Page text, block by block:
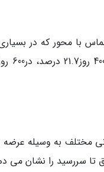
با محور که در
مختلف به وسیله
تا سررسید را نشان می